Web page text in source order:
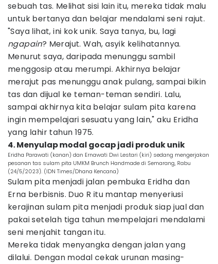
sebuah tas. Melihat sisi lain itu, mereka tidak malu
untuk bertanya dan belajar mendalami seni rajut.
"Saya lihat, ini kok unik. Saya tanya, bu, lagi
ngapain? Merajut. Wah, asyik kelihatannya.
Menurut saya, daripada menunggu sambil
menggosip atau merumpi. Akhirnya belajar
merajut pas menunggu anak pulang, sampai bikin
tas dan dijual ke teman-teman sendiri. Lalu,
sampai akhirnya kita belajar sulam pita karena
ingin mempelajari sesuatu yang lain," aku Eridha
yang lahir tahun 1975.
4. Menyulap modal gocap jadi produk unik
Eridha Parawati (kanan) dan Ernawati Dwi Lestari (kiri) sedang mengerjakan
pesanan tas sulam pita UMKM Brunch Handmade di Semarang, Rabu
(24/5/2023). (IDN Times/Dhana Kencana)
Sulam pita menjadi jalan pembuka Eridha dan
Erna berbisnis. Duo R itu mantap menyeriusi
kerajinan sulam pita menjadi produk siap jual dan
pakai setelah tiga tahun mempelajari mendalami
seni menjahit tangan itu.
Mereka tidak menyangka dengan jalan yang
dilalui. Dengan modal cekak urunan masing-